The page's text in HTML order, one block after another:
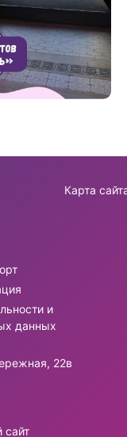
и
данных
Карта
22в